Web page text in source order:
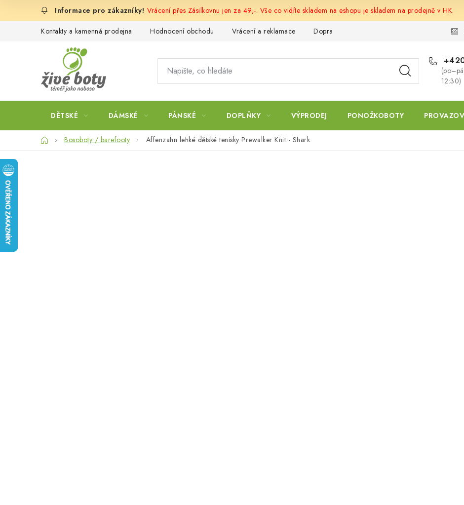
Vrácení přes Zásilkovnu jen za 49,-. Vše co vidíte skladem na eshopu je skladem na prodejně v HK.
Kontakty a kamenná prodejna Hodnocení obchodu Vrácení a reklamace Doprava a platba
12:30)
DĚTSKÉ DÁMSKÉ PÁNSKÉ DOPLŇKY VÝPRODEJ PONOŽKOBOTY
DomůBosoboty / barefooty Affenzahn lehké dětské tenisky Prewalker Knit - Shark